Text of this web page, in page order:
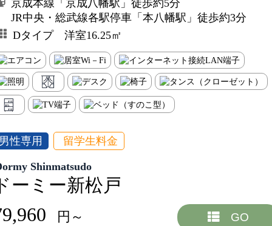
京成本線「京成八幡駅」徒歩約5分
JR中央・総武線各駅停車「本八幡駅」徒歩約3分
Dタイプ 洋室16.25㎡
性専用 留学生料金
Shinmatsudo
ーミー新松戸
円～ GO